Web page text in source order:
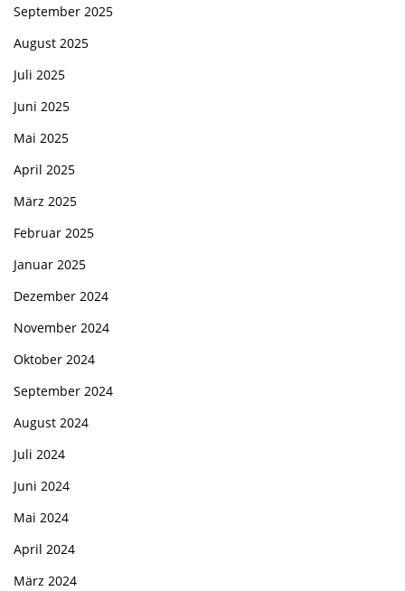
September 2025
August 2025
Juli 2025
Juni 2025
Mai 2025
April 2025
März 2025
Februar 2025
Januar 2025
Dezember 2024
November 2024
Oktober 2024
September 2024
August 2024
Juli 2024
Juni 2024
Mai 2024
April 2024
März 2024